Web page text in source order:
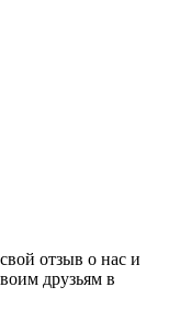
отзыв о нас и
друзьям в